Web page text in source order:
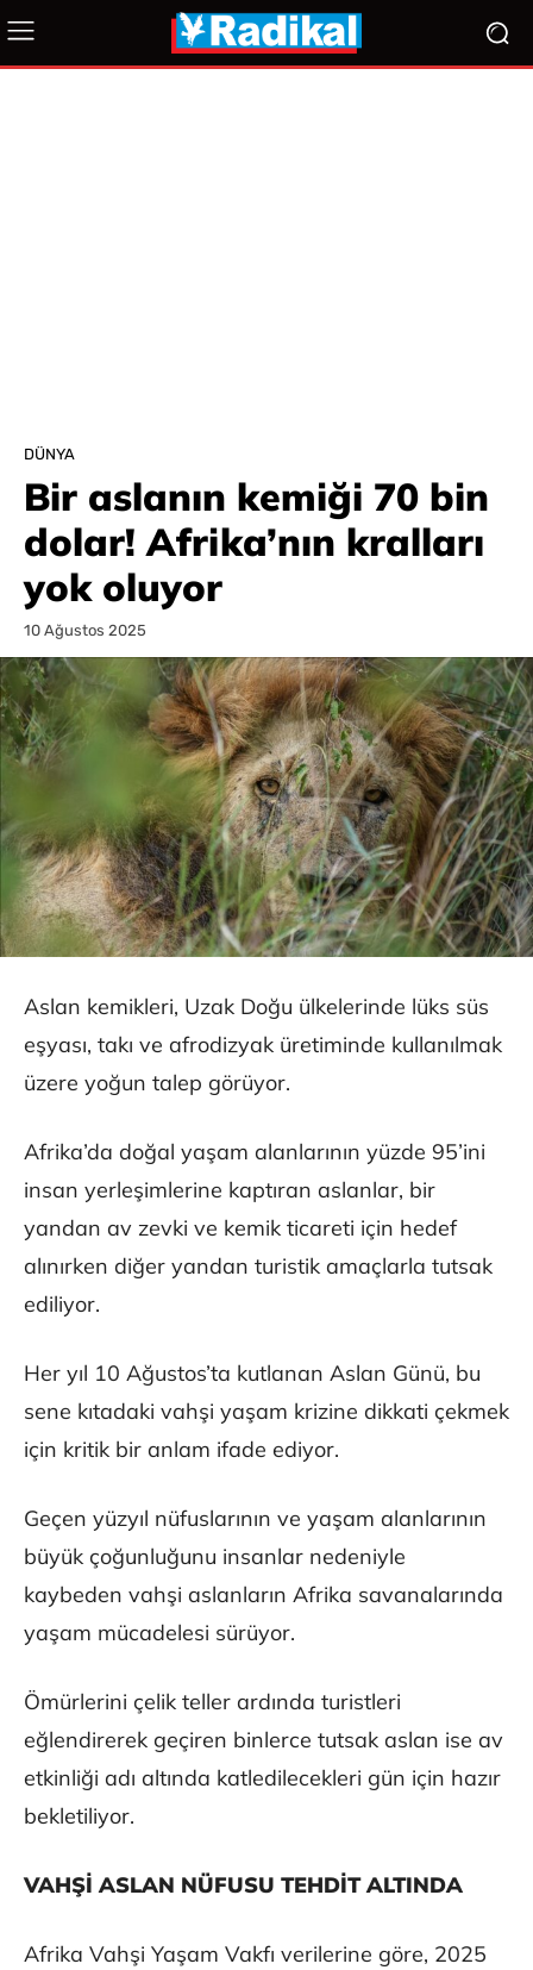
DÜNYA
Bir aslanın kemiği 70 bin
dolar! Afrika’nın kralları
yok oluyor
10 Ağustos 2025
Aslan kemikleri, Uzak Doğu ülkelerinde lüks süs
eşyası, takı ve afrodizyak üretiminde kullanılmak
üzere yoğun talep görüyor.
Afrika’da doğal yaşam alanlarının yüzde 95’ini
insan yerleşimlerine kaptıran aslanlar, bir
yandan av zevki ve kemik ticareti için hedef
alınırken diğer yandan turistik amaçlarla tutsak
ediliyor.
Her yıl 10 Ağustos’ta kutlanan Aslan Günü, bu
sene kıtadaki vahşi yaşam krizine dikkati çekmek
için kritik bir anlam ifade ediyor.
Geçen yüzyıl nüfuslarının ve yaşam alanlarının
büyük çoğunluğunu insanlar nedeniyle
kaybeden vahşi aslanların Afrika savanalarında
yaşam mücadelesi sürüyor.
Ömürlerini çelik teller ardında turistleri
eğlendirerek geçiren binlerce tutsak aslan ise av
etkinliği adı altında katledilecekleri gün için hazır
bekletiliyor.
VAHŞİ ASLAN NÜFUSU TEHDİT ALTINDA
Afrika Vahşi Yaşam Vakfı verilerine göre, 2025